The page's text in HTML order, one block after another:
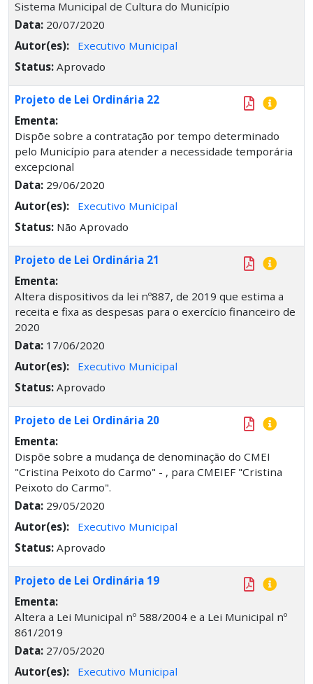
Sistema Municipal de Cultura do Município
Data: 20/07/2020
Autor(es):
Executivo Municipal
Status: Aprovado
Projeto de Lei Ordinária 22
Ementa:
Dispõe sobre a contratação por tempo determinado
pelo Município para atender a necessidade temporária
excepcional
Data: 29/06/2020
Autor(es):
Executivo Municipal
Status: Não Aprovado
Projeto de Lei Ordinária 21
Ementa:
Altera dispositivos da lei nº887, de 2019 que estima a
receita e fixa as despesas para o exercício financeiro de
2020
Data: 17/06/2020
Autor(es):
Executivo Municipal
Status: Aprovado
Projeto de Lei Ordinária 20
Ementa:
Dispõe sobre a mudança de denominação do CMEI
"Cristina Peixoto do Carmo" - , para CMEIEF "Cristina
Peixoto do Carmo".
Data: 29/05/2020
Autor(es):
Executivo Municipal
Status: Aprovado
Projeto de Lei Ordinária 19
Ementa:
Altera a Lei Municipal nº 588/2004 e a Lei Municipal nº
861/2019
Data: 27/05/2020
Autor(es):
Executivo Municipal